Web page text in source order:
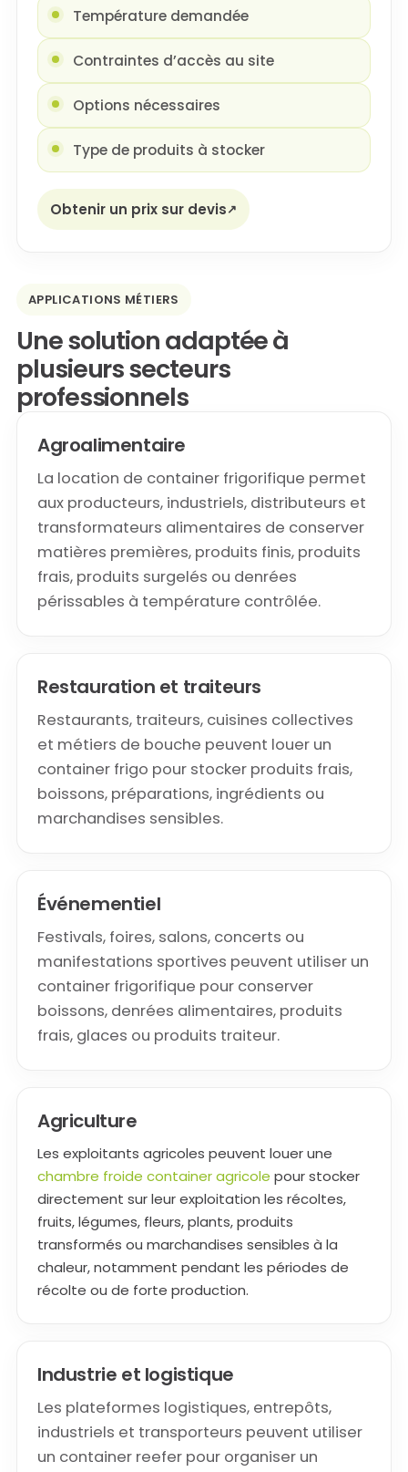
Température demandée
Contraintes d’accès au site
Options nécessaires
Type de produits à stocker
Obtenir un prix sur devis
APPLICATIONS MÉTIERS
Une solution adaptée à
plusieurs secteurs
professionnels
Agroalimentaire
La location de container frigorifique permet
aux producteurs, industriels, distributeurs et
transformateurs alimentaires de conserver
matières premières, produits finis, produits
frais, produits surgelés ou denrées
périssables à température contrôlée.
Restauration et traiteurs
Restaurants, traiteurs, cuisines collectives
et métiers de bouche peuvent louer un
container frigo pour stocker produits frais,
boissons, préparations, ingrédients ou
marchandises sensibles.
Événementiel
Festivals, foires, salons, concerts ou
manifestations sportives peuvent utiliser un
container frigorifique pour conserver
boissons, denrées alimentaires, produits
frais, glaces ou produits traiteur.
Agriculture
Les exploitants agricoles peuvent louer une
chambre froide container agricole pour stocker
directement sur leur exploitation les récoltes,
fruits, légumes, fleurs, plants, produits
transformés ou marchandises sensibles à la
chaleur, notamment pendant les périodes de
récolte ou de forte production.
Industrie et logistique
Les plateformes logistiques, entrepôts,
industriels et transporteurs peuvent utiliser
un container reefer pour organiser un